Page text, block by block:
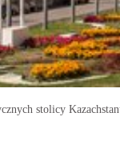
stolicy